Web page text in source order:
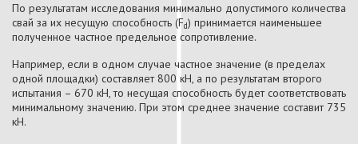
По результатам исследования минимально допустимого количества
свай за их несущую способность (Fd) принимается наименьшее
полученное частное предельное сопротивление.
Например, если в одном случае частное значение (в пределах
одной площадки) составляет 800 кН, а по результатам второго
испытания – 670 кН, то несущая способность будет соответствовать
минимальному значению. При этом среднее значение составит 735
кН.